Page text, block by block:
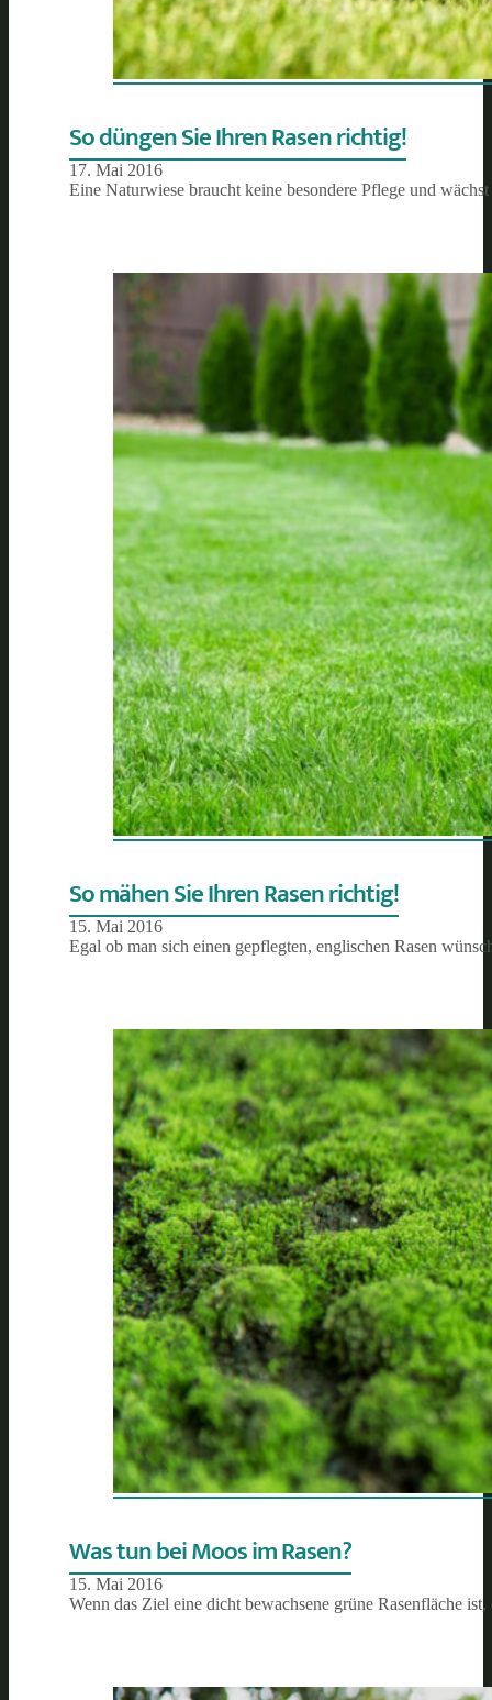
So düngen Sie Ihren Rasen richtig!
17. Mai 2016
Eine Naturwiese braucht keine besondere Pflege und
So mähen Sie Ihren Rasen richtig!
15. Mai 2016
Egal ob man sich einen gepflegten, englischen Rasen
Was tun bei Moos im Rasen?
15. Mai 2016
Wenn das Ziel eine dicht bewachsene grüne Rasenfläche